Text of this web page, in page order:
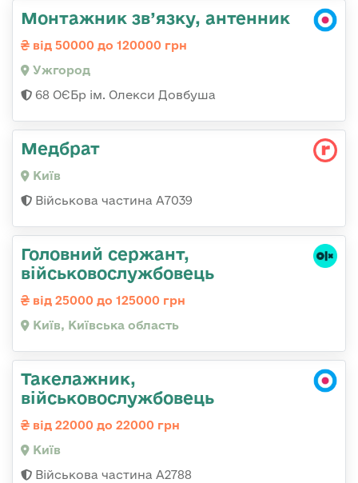
Монтажник зв’язку, антенник
від 50000 до 120000 грн
Ужгород
68 ОЄБр ім. Олекси Довбуша
Медбрат
Київ
Військова частина А7039
Головний сержант,
військовослужбовець
від 25000 до 125000 грн
Київ, Київська область
Такелажник,
військовослужбовець
від 22000 до 22000 грн
Київ
Військова частина А2788